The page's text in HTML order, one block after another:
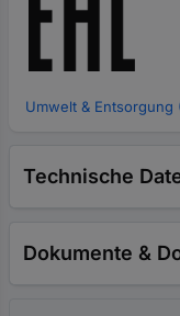
Umwelt &
Technische
Dokumente &